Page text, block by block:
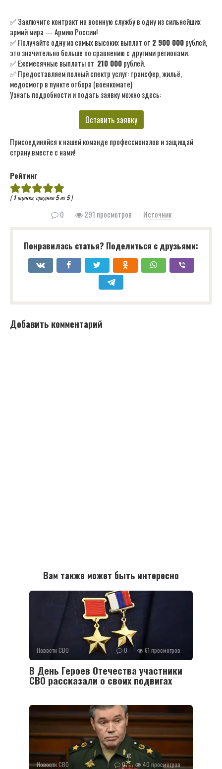
✅ Заключите контракт на военную службу в одну из сильнейших
армий мира — Армию России!
✅ Получайте одну из самых высоких выплат от 2 900 000рублей,
это значительно больше по сравнению с другими регионами.
✅ Ежемесячные выплаты от 210 000рублей.
✅ Предоставляем полный спектр услуг: трансфер, жильё,
медосмотр в пункте отбора (военкомате)
Узнать подробности и подать заявку можно здесь:
Оставить заявку
Присоединяйся к нашей команде профессионалов и защищай
страну вместе с нами!
Рейтинг
(1оценка, среднее5из5)
0 291 просмотров Источник
Понравилась статья? Поделиться с друзьями:
Добавить комментарий
Вам также может быть интересно
Новости СВО 0 61 просмотров
В День Героев Отечества участники
СВО рассказали о своих подвигах
Новости СВО 0 40 просмотров